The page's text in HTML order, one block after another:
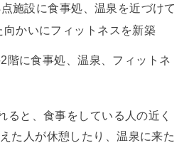
施設に食事処、温泉を近づけて
かいにフィットネスを新築
階に食事処、温泉、フィットネ
ると、食事をしている人の近く
た人が休憩したり、温泉に来た